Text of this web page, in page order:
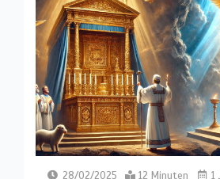
28/02/2025 12 Minuten 1